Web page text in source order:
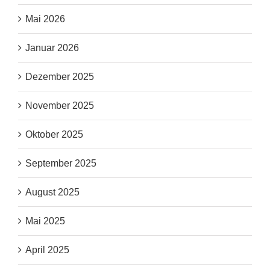
Mai 2026
Januar 2026
Dezember 2025
November 2025
Oktober 2025
September 2025
August 2025
Mai 2025
April 2025